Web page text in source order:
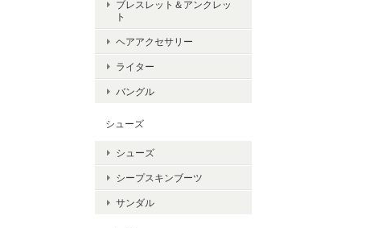
ブレスレット＆アンクレッ
ト
ヘアアクセサリー
ライター
バングル
シューズ
シューズ
シープスキンブーツ
サンダル